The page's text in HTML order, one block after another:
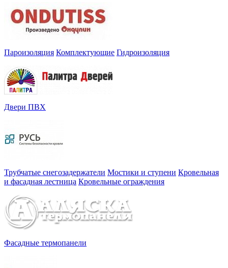
Пароизоляция Комплектующие Гидроизоляция
Двери ПВХ
Трубчатые снегозадержатели Мостики и ступени Кровельная
и фасадная лестница Кровельные ограждения
Фасадные термопанели